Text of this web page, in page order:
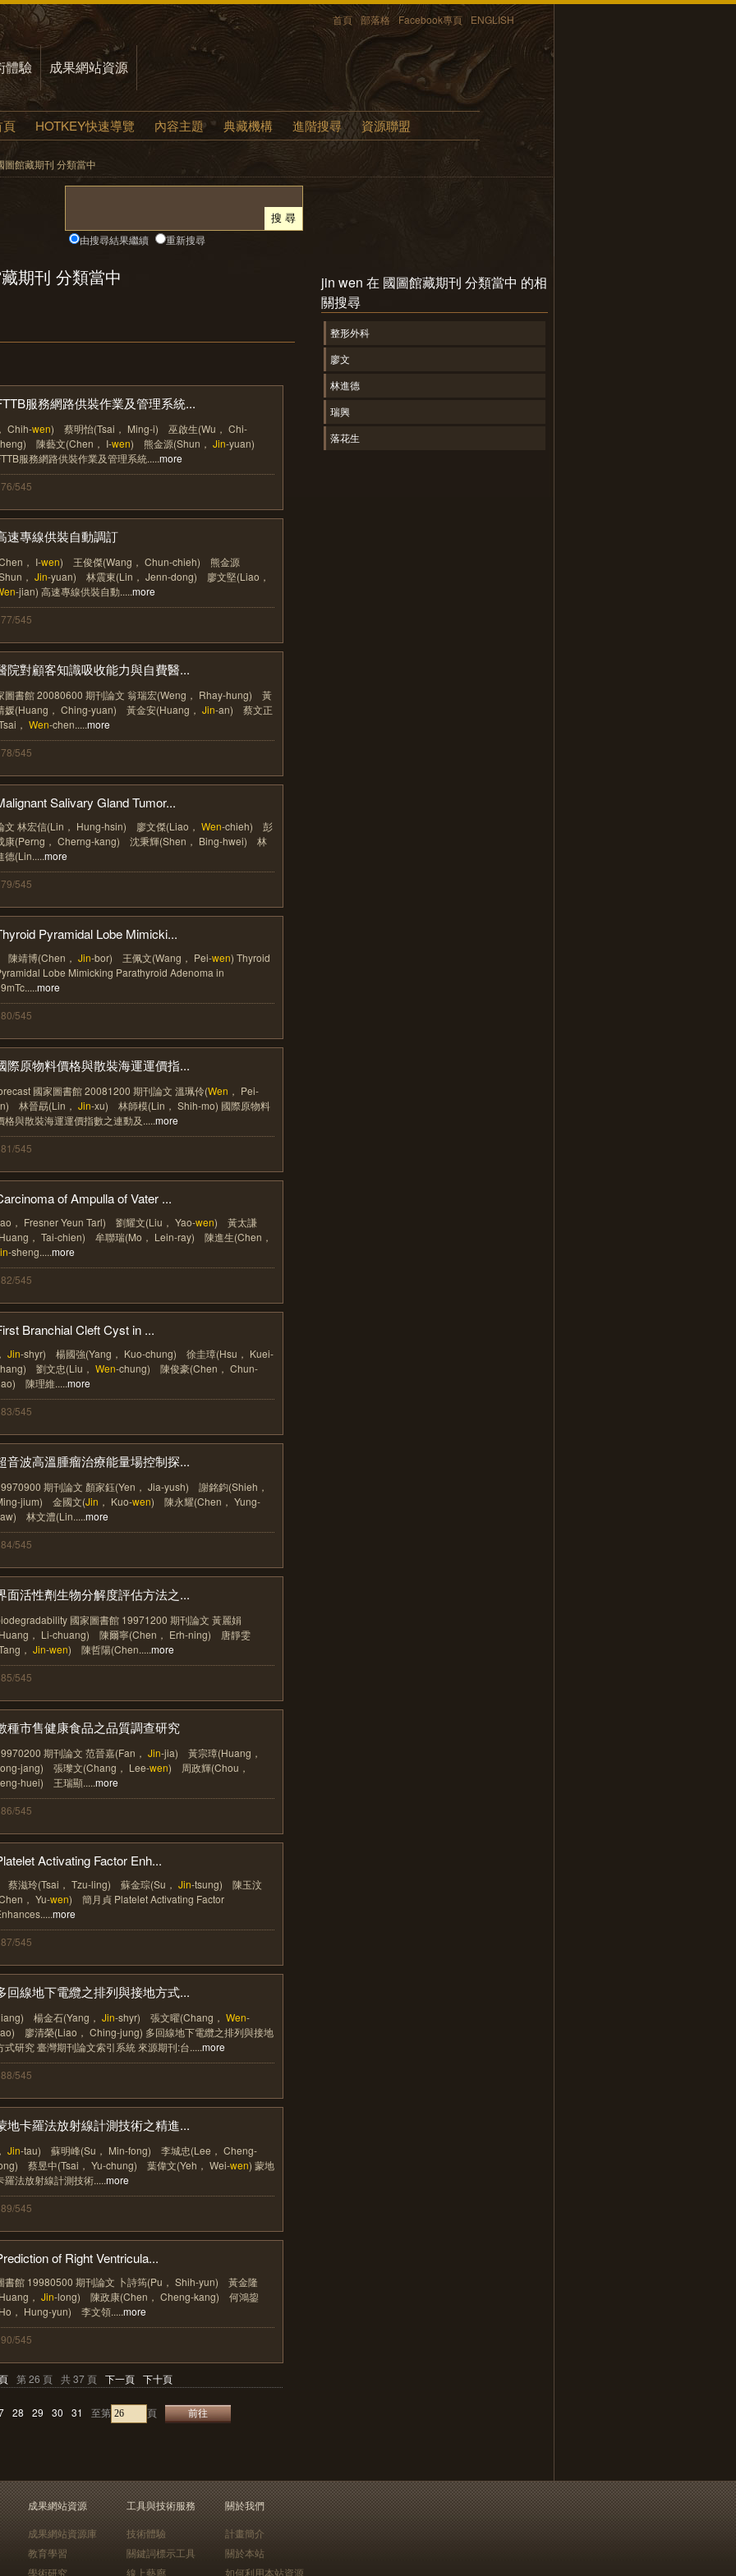
首頁 部落格 Facebook專頁 ENGLISH
體驗 成果網站資源
HOTKEY快速導覽 內容主題 典藏機構 進階搜尋 資源聯盟
圖館藏期刊 分類當中
由搜尋結果繼續 重新搜尋
期刊 分類當中
服務網路供裝作業及管理系統...
Chih-wen) 蔡明怡(Tsai， Ming-i) 巫啟生(Wu， Chi-
陳藝文(Chen， I-wen) 熊金源(Shun， Jin-yuan)
服務網路供裝作業及管理系統.....more
545
速專線供裝自動調訂
， I-wen) 王俊傑(Wang， Chun-chieh) 熊金源
， Jin-yuan) 林震東(Lin， Jenn-dong) 廖文堅(Liao，
-jian) 高速專線供裝自動.....more
545
院對顧客知識吸收能力與自費醫...
圖書館 20080600 期刊論文 翁瑞宏(Weng， Rhay-hung) 黃
媛(Huang， Ching-yuan) 黃金安(Huang， Jin-an) 蔡文正
， Wen-chen.....more
545
Salivary Gland Tumor...
文 林宏信(Lin， Hung-hsin) 廖文傑(Liao， Wen-chieh) 彭
康(Perng， Cherng-kang) 沈秉輝(Shen， Bing-hwei) 林
德(Lin.....more
545
Pyramidal Lobe Mimicki...
靖博(Chen， Jin-bor) 王佩文(Wang， Pei-wen) Thyroid
Lobe Mimicking Parathyroid Adenoma in
more
545
際原物料價格與散裝海運運價指...
國家圖書館 20081200 期刊論文 溫珮伶(Wen ， Pei-
林晉勗(Lin， Jin-xu) 林師模(Lin， Shih-mo) 國際原物料
格與散裝海運運價指數之連動及.....more
545
of Ampulla of Vater ...
， Fresner Yeun Tarl) 劉耀文(Liu， Yao-wen) 黃太謙
， Tai-chien) 牟聯瑞(Mo， Lein-ray) 陳進生(Chen，
-sheng.....more
545
Branchial Cleft Cyst in ...
Jin-shyr) 楊國強(Yang， Kuo-chung) 徐圭璋(Hsu， Kuei-
劉文忠(Liu， Wen-chung) 陳俊豪(Chen， Chun-
陳理維.....more
545
音波高溫腫瘤治療能量場控制探...
期刊論文 顏家鈺(Yen， Jia-yush) 謝銘鈞(Shieh，
jium) 金國文(Jin ， Kuo-wen) 陳永耀(Chen， Yung-
林文澧(Lin.....more
545
面活性劑生物分解度評估方法之...
國家圖書館 19971200 期刊論文 黃麗娟
， Li-chuang) 陳爾寧(Chen， Erh-ning) 唐靜雯
， Jin-wen) 陳哲陽(Chen.....more
545
種市售健康食品之品質調查研究
期刊論文 范晉嘉(Fan， Jin-jia) 黃宗璋(Huang，
jang) 張瓈文(Chang， Lee-wen) 周政輝(Chou，
huei) 王瑞顯.....more
545
Activating Factor Enh...
滋玲(Tsai， Tzu-ling) 蘇金琮(Su， Jin-tsung) 陳玉汶
， Yu-wen) 簡月貞 Platelet Activating Factor
more
545
回線地下電纜之排列與接地方式...
楊金石(Yang， Jin-shyr) 張文曜(Chang， Wen-
廖清榮(Liao， Ching-jung) 多回線地下電纜之排列與接地
式研究 臺灣期刊論文索引系統 來源期刊:台.....more
545
地卡羅法放射線計測技術之精進...
Jin-tau) 蘇明峰(Su， Min-fong) 李城忠(Lee， Cheng-
蔡昱中(Tsai， Yu-chung) 葉偉文(Yeh， Wei-wen) 蒙地
羅法放射線計測技術.....more
545
of Right Ventricula...
書館 19980500 期刊論文 卜詩筠(Pu， Shih-yun) 黃金隆
， Jin-long) 陳政康(Chen， Cheng-kang) 何鴻鋆
， Hung-yun) 李文領.....more
545
第 26 頁 共 37 頁 下一頁 下十頁
28 29 30 31 至第 頁
jin wen 在 國圖館藏期刊 分類當中 的相
關搜尋
整形外科
廖文
林進德
瑞興
落花生
成果網站資源
成果網站資源庫
教育學習
學術研究
工具與技術服務
技術體驗
關鍵詞標示工具
線上藝廊
關於我們
計畫簡介
關於本站
如何利用本站資源